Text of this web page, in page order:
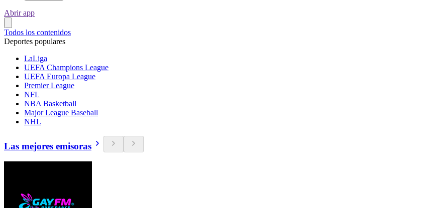
Abrir app
Todos los contenidos
Deportes populares
LaLiga
UEFA Champions League
UEFA Europa League
Premier League
NFL
NBA Basketball
Major League Baseball
NHL
Las mejores emisoras